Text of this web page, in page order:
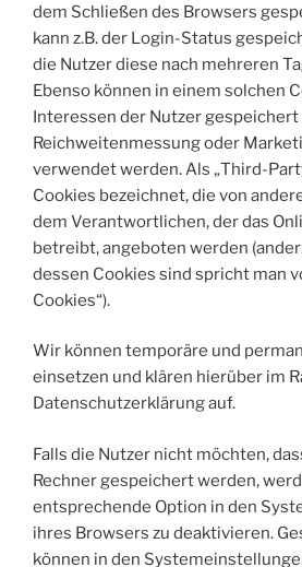
dem Schließen des Browsers
kann z.B. der Login-Status
die Nutzer diese nach mehreren
Ebenso können in einem solchen
Interessen der Nutzer
Reichweitenmessung oder
verwendet werden. Als „Third-
Cookies bezeichnet, die von
dem Verantwortlichen, der das
betreibt, angeboten werden
dessen Cookies sind spricht man
Cookies“).
Wir können temporäre und
einsetzen und klären hierüber im
Datenschutzerklärung auf.
Falls die Nutzer nicht möchten,
Rechner gespeichert werden,
entsprechende Option in den
ihres Browsers zu deaktivieren.
können in den